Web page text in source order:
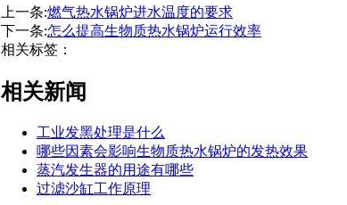
上一条:燃气热水锅炉进水温度的要求
下一条:怎么提高生物质热水锅炉运行效率
相关标签：
相关新闻
工业发黑处理是什么
哪些因素会影响生物质热水锅炉的发热效果
蒸汽发生器的用途有哪些
过滤沙缸工作原理